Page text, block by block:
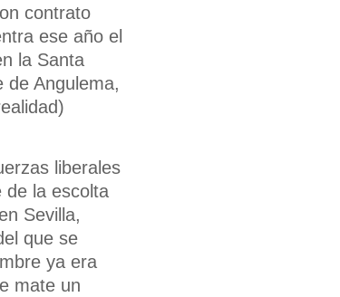
contrato
ese año el
la Santa
de Angulema,
liberales
de la escolta
Sevilla,
que se
ya era
mate un